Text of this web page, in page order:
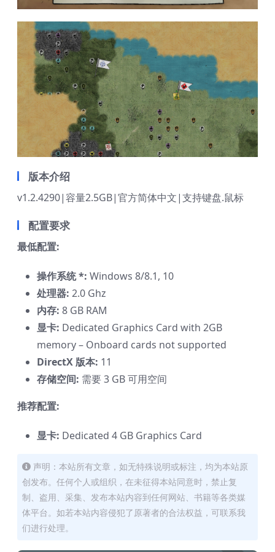
版本介绍
v1.2.4290|容量2.5GB|官方简体中文|支持键盘.鼠标
配置要求
最低配置:
操作系统 *: Windows 8/8.1, 10
处理器: 2.0 Ghz
内存: 8 GB RAM
显卡: Dedicated Graphics Card with 2GB
memory – Onboard cards not supported
DirectX 版本: 11
存储空间: 需要 3 GB 可用空间
推荐配置:
显卡: Dedicated 4 GB Graphics Card
声明：本站所有文章，如无特殊说明或标注，均为本站原
创发布。任何个人或组织，在未征得本站同意时，禁止复
制、盗用、采集、发布本站内容到任何网站、书籍等各类媒
体平台。如若本站内容侵犯了原著者的合法权益，可联系我
们进行处理。